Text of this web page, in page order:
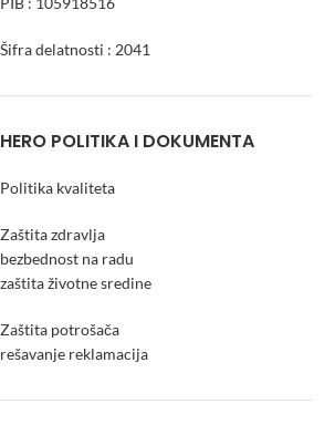
Šifra delatnosti : 2041
HERO POLITIKA I DOKUMENTA
Politika kvaliteta
Zaštita zdravlja
bezbednost na radu
zaštita životne sredine
Zaštita potrošača
rešavanje reklamacija